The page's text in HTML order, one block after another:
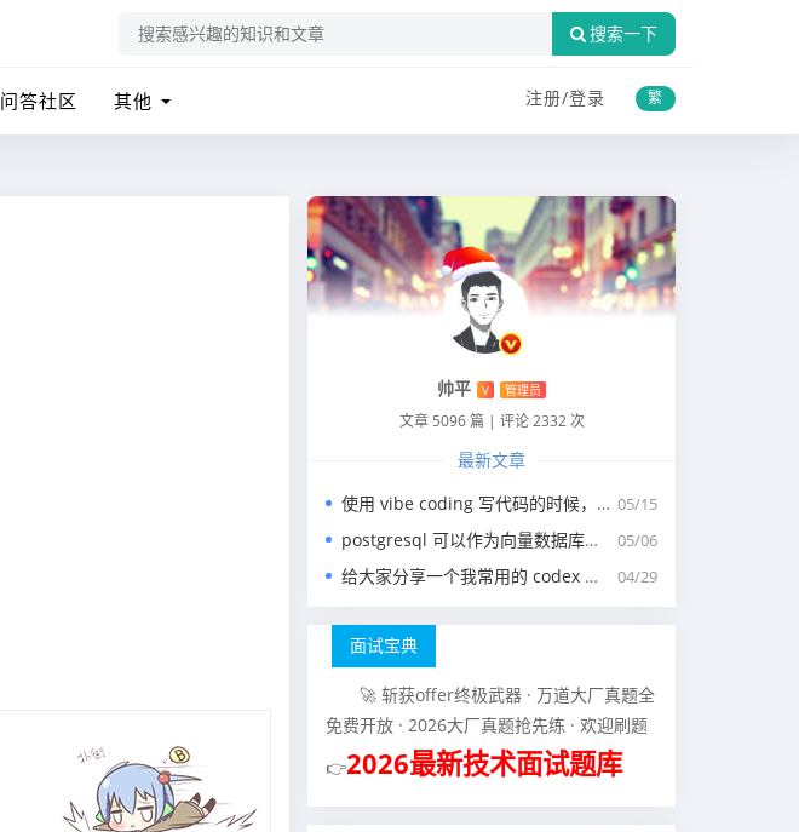
搜索一下
问答社区 其他 注册/登录 繁
帅平 V 管理员
文章 5096 篇 | 评论 2332 次
最新文章
05/15
使用 vibe coding 写代码的时候，一般我们会涉及到哪些提示词？
05/06
postgresql 可以作为向量数据库，那我们安装哪个版本呢？
04/29
给大家分享一个我常用的 codex 中的 agents.md 文件
面试宝典
🚀 斩获offer终极武器 · 万道大厂真题全
免费开放 · 2026大厂真题抢先练 · 欢迎刷题
👉2026最新技术面试题库